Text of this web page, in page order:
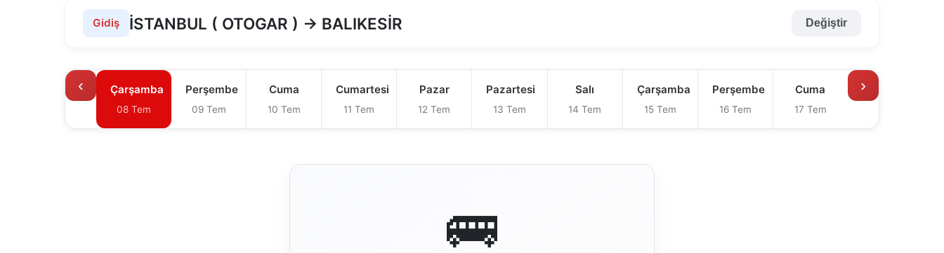
Gidiş İSTANBUL ( OTOGAR ) → BALIKESİR Değiştir
‹ Çarşamba
08 Tem
Perşembe
09 Tem
Cuma
10 Tem
Cumartesi
11 Tem
Pazar
12 Tem
Pazartesi
13 Tem
Salı
14 Tem
Çarşamba
15 Tem
Perşembe
16 Tem
Cuma
17 Tem
›
🚌